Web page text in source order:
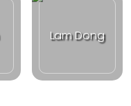
Lam Dong